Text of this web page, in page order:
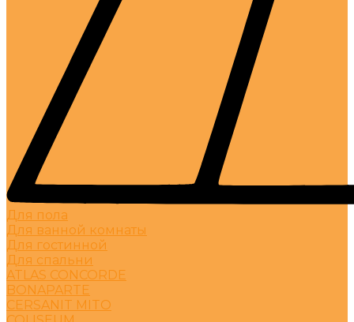
Для пола
Для ванной комнаты
Для гостинной
Для спальни
ATLAS CONCORDE
BONAPARTE
CERSANIT MITO